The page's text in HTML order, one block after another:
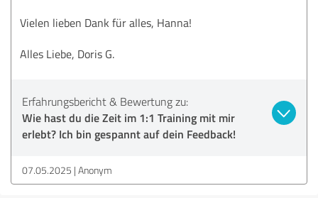
Vielen lieben Dank für alles, Hanna!
Alles Liebe, Doris G.
Erfahrungsbericht & Bewertung zu:
Wie hast du die Zeit im 1:1 Training mit mir
erlebt? Ich bin gespannt auf dein Feedback!
07.05.2025 Anonym